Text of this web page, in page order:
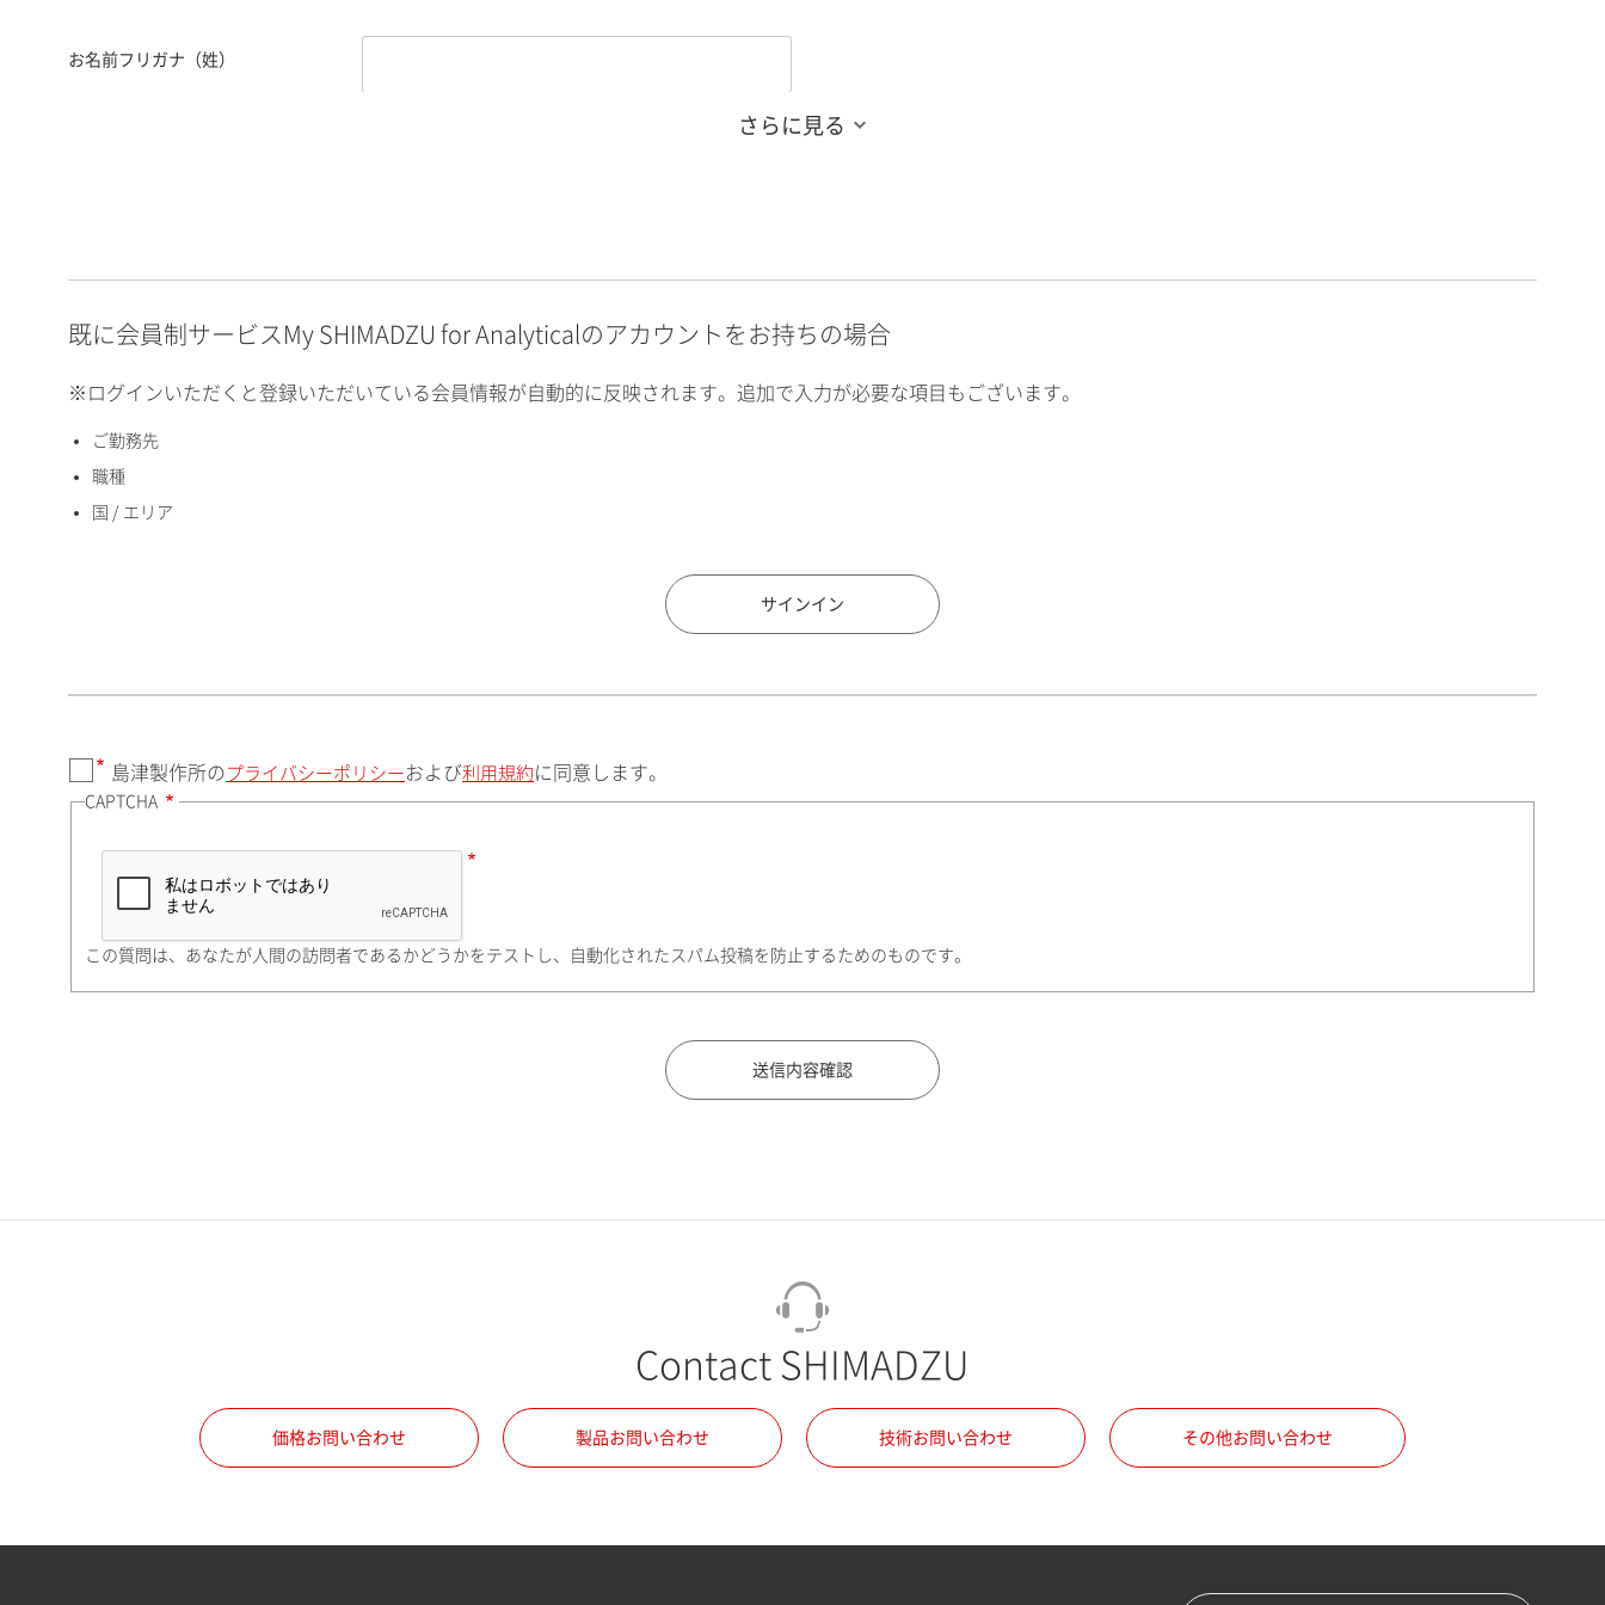
お名前フリガナ（姓）
英数）
国 / エリア
住所検索
都道府県（勤務先）
町名・番地（勤務先）
所属部署
さらに見る
既に会員制サービスMy SHIMADZU for Analyticalのアカウントをお持ちの場合
※ログインいただくと登録いただいている会員情報が自動的に反映されます。追加で入力が必要な項目もございます。
ご勤務先
職種
国 / エリア
サインイン
島津製作所の プライバシーポリシー および利用規約 に同意します。
CAPTCHA
この質問は、あなたが人間の訪問者であるかどうかをテストし、自動化されたスパム投稿を防止するためのものです。
Contact SHIMADZU
価格お問い合わせ 製品お問い合わせ 技術お問い合わせ その他お問い合わせ